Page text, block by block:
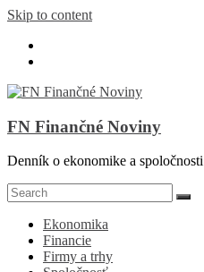
Skip to content
FN Finančné Noviny
Denník o ekonomike a spoločnosti
Ekonomika
Financie
Firmy a trhy